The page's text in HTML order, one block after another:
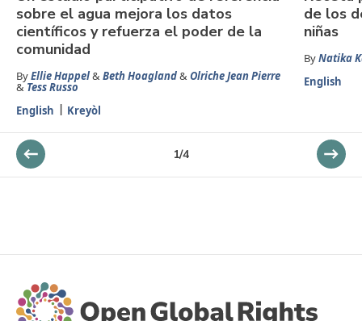
sobre el agua mejora los datos
científicos y refuerza el poder de la
comunidad
ByEllie Happel& Beth Hoagland& Olriche Jean Pierre
&Tess Russo
English
Kreyòl
de los
niñas
ByNatika
English
1/4